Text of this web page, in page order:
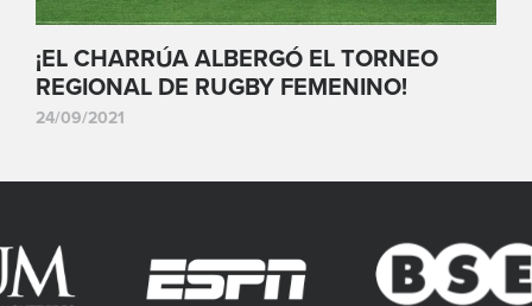
¡EL CHARRÚA ALBERGÓ EL TORNEO
REGIONAL DE RUGBY FEMENINO!
24/09/2021